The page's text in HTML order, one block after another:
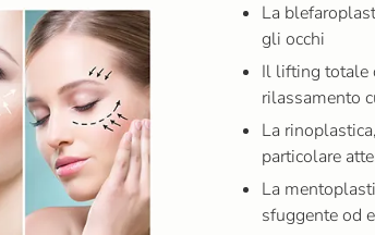
La
gli occhi
Il lifting totale
rilassamento
La
particolare
La
sfuggente od